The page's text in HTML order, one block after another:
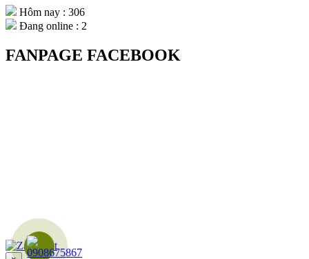
Hôm nay : 306
Đang online : 2
FANPAGE FACEBOOK